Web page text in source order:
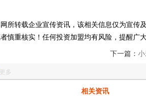
所转载企业宣传资讯，该相关信息仅为宣传
慎重核实！任何投资加盟均有风险，提醒广
下一篇：
更多
相关资讯